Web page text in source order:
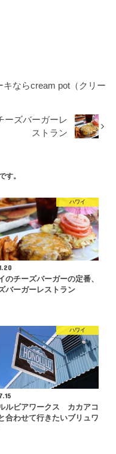
ならcream pot（クリー
ーズバーガーレ
ストラン
す。
ハワイ
のチーズバーガーの定番、
バーガーレストラン
ハワイ
ルビアワークス カカアコ
合わせて行きたいブリュワ